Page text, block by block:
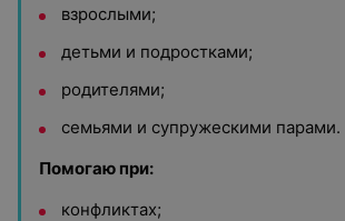
взрослыми;
детьми и подростками;
родителями;
семьями и супружескими парами.
Помогаю при:
конфликтах;